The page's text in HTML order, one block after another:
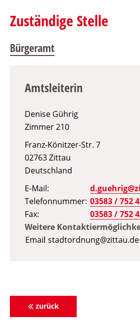
Zuständige Stelle
Bürgeramt
Amtsleiterin
Denise Gührig
Zimmer210
Franz-Könitzer-Str. 7
02763Zittau
Deutschland
E-Mail
Telefonnummer 03583 / 752
Fax
03583 / 752
Weitere
Email stadtordnung@zittau.de
zurück